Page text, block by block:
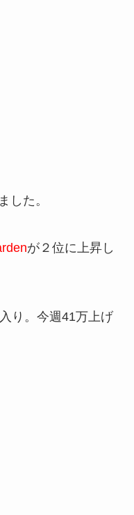
した。
が２位に上昇し
り。今週41万上げ